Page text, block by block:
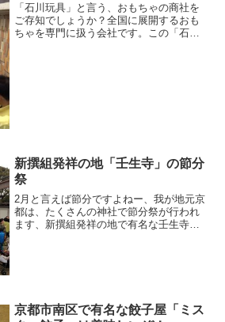
「石川玩具」と言う、おもちゃの商社を
ご存知でしょうか？全国に展開するおも
ちゃを専門に扱う会社です。この「石川
新撰組発祥の地「壬生寺」の節分
祭
2月と言えば節分ですよねー、我が地元京
都は、たくさんの神社で節分祭が行われ
ます、新撰組発祥の地で有名な壬生寺で
京都市南区で有名な餃子屋「ミス